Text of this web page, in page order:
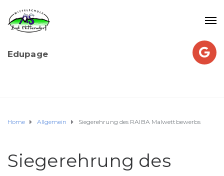
Edupage
Home Allgemein Siegerehrung des RAIBA Malwettbewerbs
Siegerehrung des